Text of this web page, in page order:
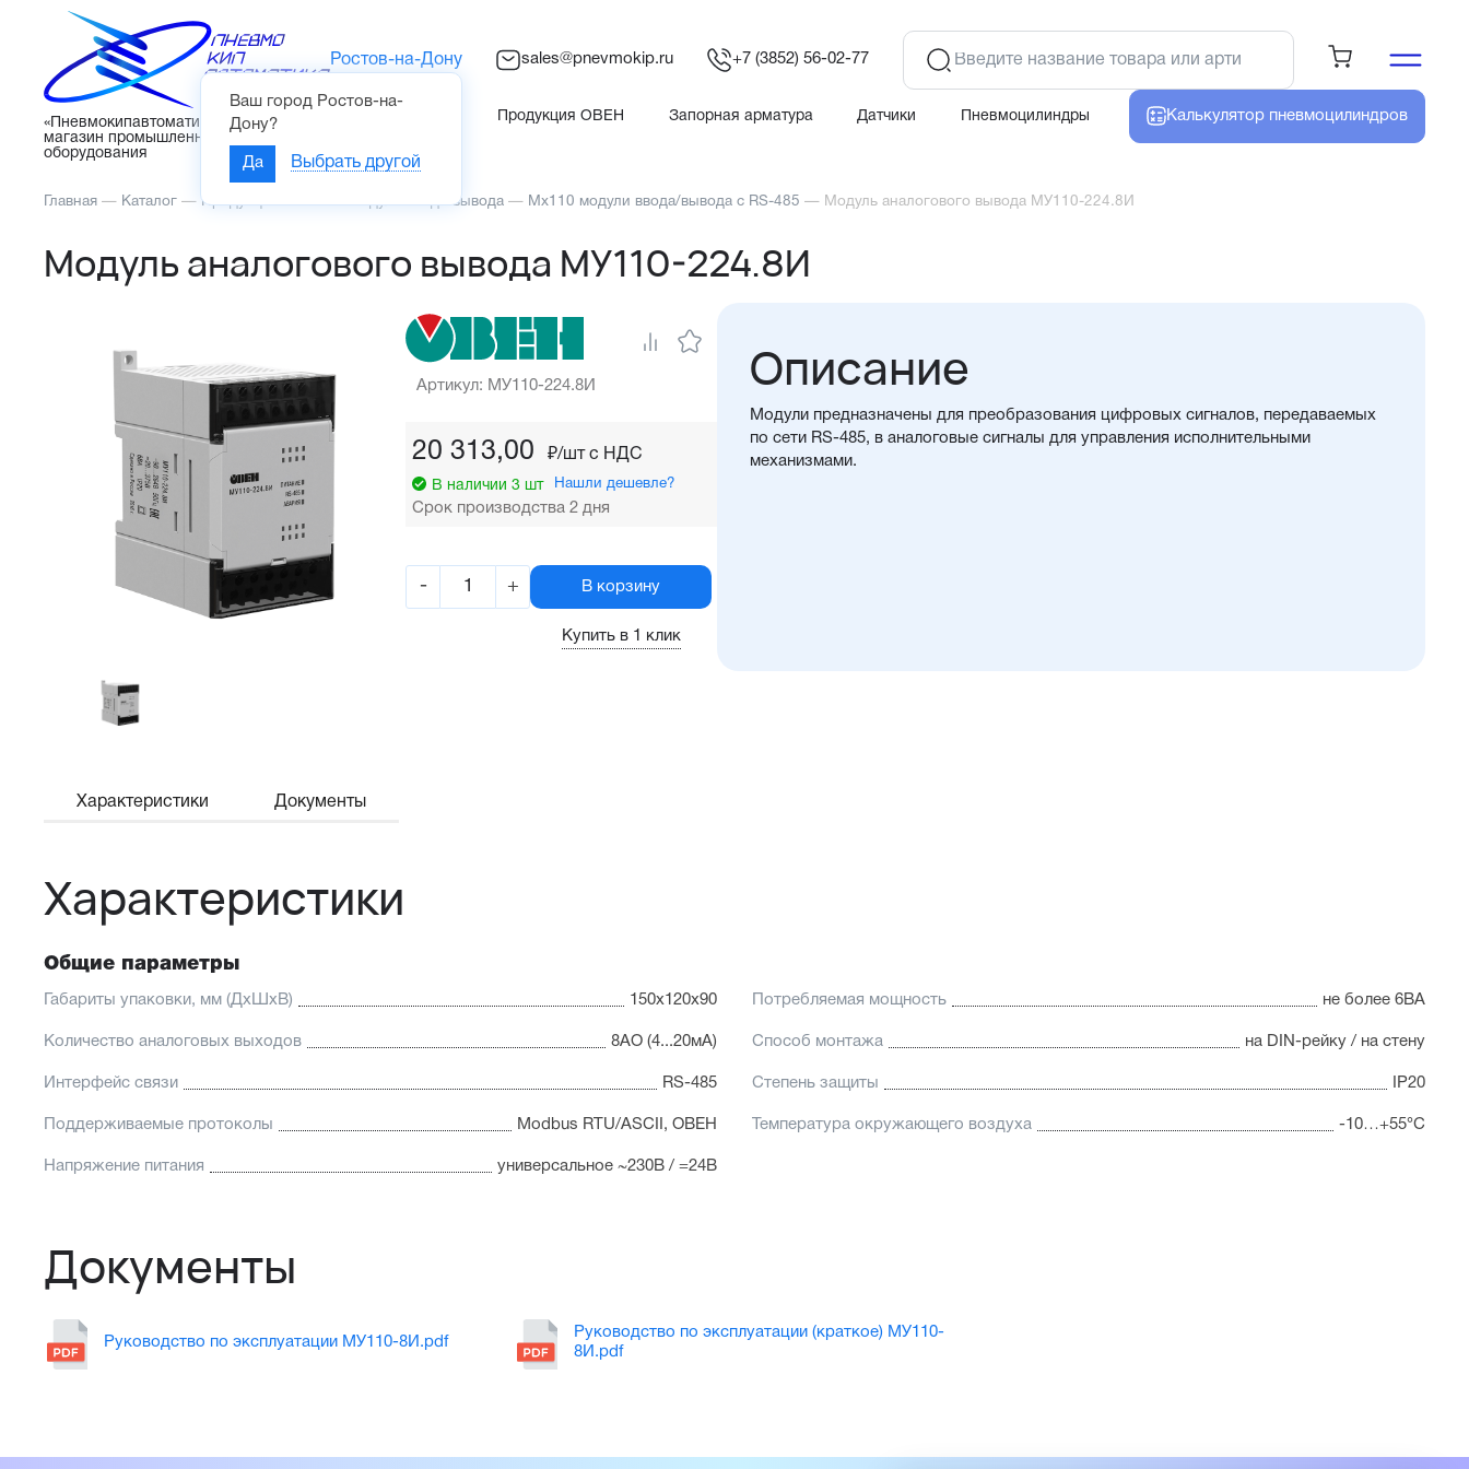
«Пневмокипавтоматика» – интернет-
магазин промышленного
оборудования
Ростов-на-Дону
Ваш город Ростов-на-
Дону?
Да Выбрать другой
sales@pnevmokip.ru +7 (3852) 56-02-77
Продукция ОВЕН Запорная арматура Датчики Пневмоцилиндры Калькулятор пневмоцилиндров
Главная — Каталог — Продукция ОВЕН —Модули ввода/вывода — Мх110 модули ввода/вывода с RS-485 — Модуль аналогового вывода МУ110-224.8И
Модуль аналогового вывода МУ110-224.8И
Артикул: МУ110-224.8И
20 313,00 ₽/шт c НДС
В наличии 3 шт Нашли дешевле?
Срок производства 2 дня
- + В корзину
Купить в 1 клик
Описание
Модули предназначены для преобразования цифровых сигналов, передаваемых
по сети RS-485, в аналоговые сигналы для управления исполнительными
механизмами.
Характеристики Документы
Характеристики
Общие параметры
Габариты упаковки, мм (ДхШхВ) 150x120x90 Потребляемая мощность не более 6ВА
Количество аналоговых выходов 8AO (4...20мА) Способ монтажа на DIN-рейку / на стену
Интерфейс связи RS-485 Степень защиты IP20
Поддерживаемые протоколы Modbus RTU/ASCII, ОВЕН Температура окружающего воздуха -10…+55°С
Напряжение питания универсальное ~230В / =24В
Документы
Руководство по эксплуатации МУ110-8И.pdf
Руководство по эксплуатации (краткое) МУ110-
8И.pdf